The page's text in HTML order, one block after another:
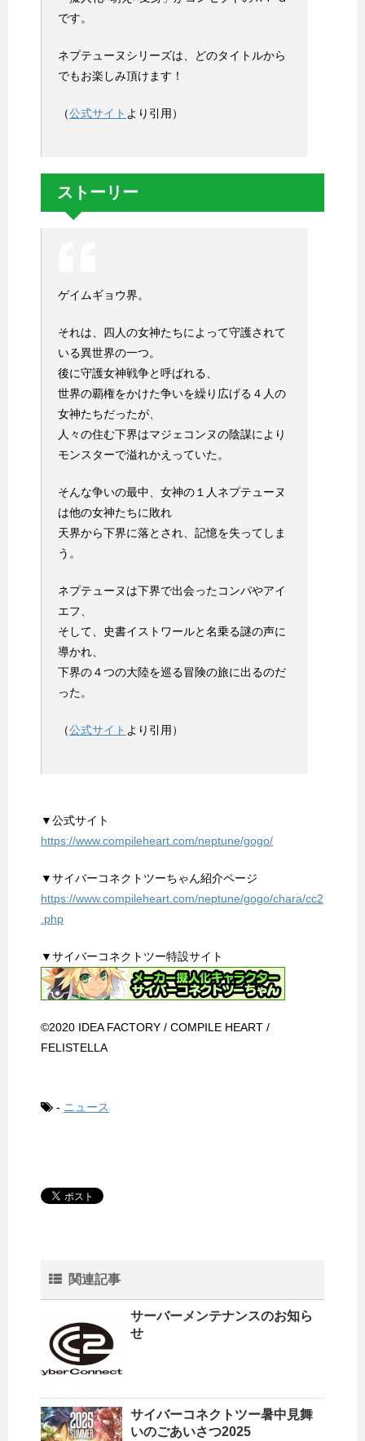
です。
ネプテューヌシリーズは、どのタイトルから
でもお楽しみ頂けます！
（公式サイト より引用）
ストーリー
ゲイムギョウ界。
それは、四人の女神たちによって守護されて
いる異世界の一つ。
後に守護女神戦争と呼ばれる、
世界の覇権をかけた争いを繰り広げる４人の
女神たちだったが、
人々の住む下界はマジェコンヌの陰謀により
モンスターで溢れかえっていた。
そんな争いの最中、女神の１人ネプテューヌ
は他の女神たちに敗れ
天界から下界に落とされ、記憶を失ってしま
う。
ネプテューヌは下界で出会ったコンパやアイ
エフ、
そして、史書イストワールと名乗る謎の声に
導かれ、
下界の４つの大陸を巡る冒険の旅に出るのだ
った。
（公式サイト より引用）
▼公式サイト
https://www.compileheart.com/neptune/gogo/
▼サイバーコネクトツーちゃん紹介ページ
https://www.compileheart.com/neptune/gogo/chara/cc2
.php
▼サイバーコネクトツー特設サイト
©2020 IDEA FACTORY / COMPILE HEART /
FELISTELLA
- ニュース
関連記事
サーバーメンテナンスのお知ら
せ
サイバーコネクトツー暑中見舞
いのごあいさつ2025